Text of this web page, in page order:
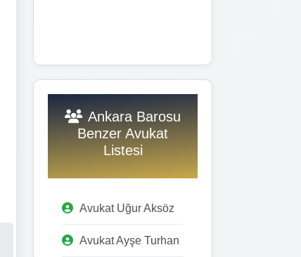
Ankara Barosu
Benzer Avukat
Listesi
Avukat Uğur Aksöz
Avukat Ayşe Turhan